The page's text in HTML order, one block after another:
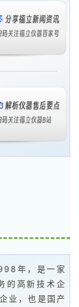
年，是一家
的高新技术企
业，也是国产